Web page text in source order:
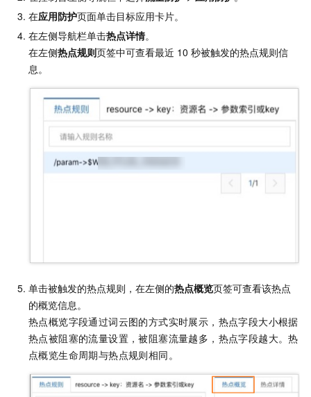
在应用防护页面单击目标应用卡片。
在左侧导航栏单击热点详情。
在左侧热点规则页签中可查看最近 10 秒被触发的热点规则信
息。
单击被触发的热点规则，在左侧的热点概览页签可查看该热点
的概览信息。
热点概览字段通过词云图的方式实时展示，热点字段大小根据
热点被阻塞的流量设置，被阻塞流量越多，热点字段越大。热
点概览生命周期与热点规则相同。